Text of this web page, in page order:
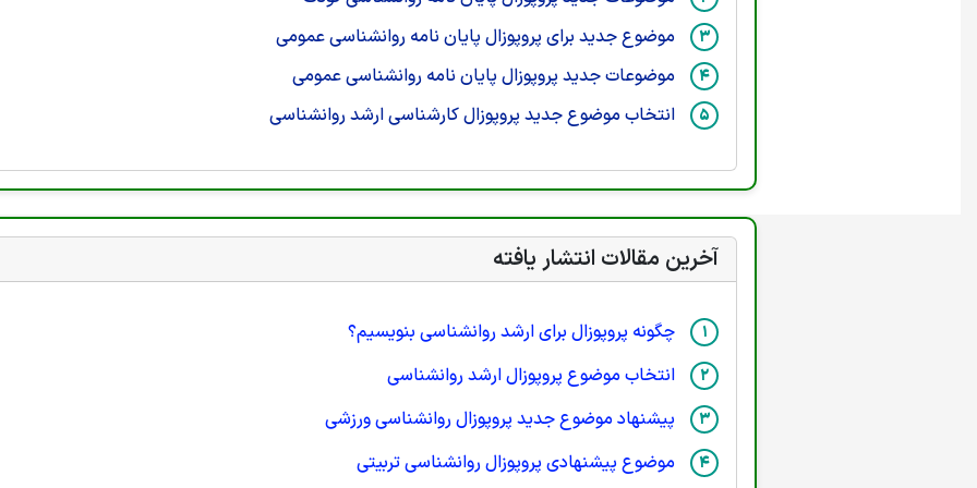
موضوع جدید برای پروپوزال پایان نامه روانشناسی عمومی
موضوعات جدید پروپوزال پایان نامه روانشناسی عمومی
انتخاب موضوع جدید پروپوزال کارشناسی ارشد روانشناسی
آخرین مقالات انتشار یافته
چگونه پروپوزال برای ارشد روانشناسی بنویسیم؟
انتخاب موضوع پروپوزال ارشد روانشناسی
پیشنهاد موضوع جدید پروپوزال روانشناسی ورزشی
موضوع پیشنهادی پروپوزال روانشناسی تربیتی